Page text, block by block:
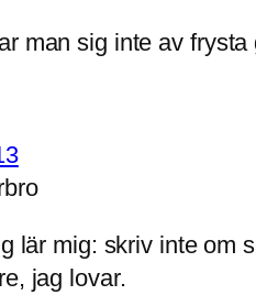
man sig inte av
lär mig: skriv inte om
jag lovar.